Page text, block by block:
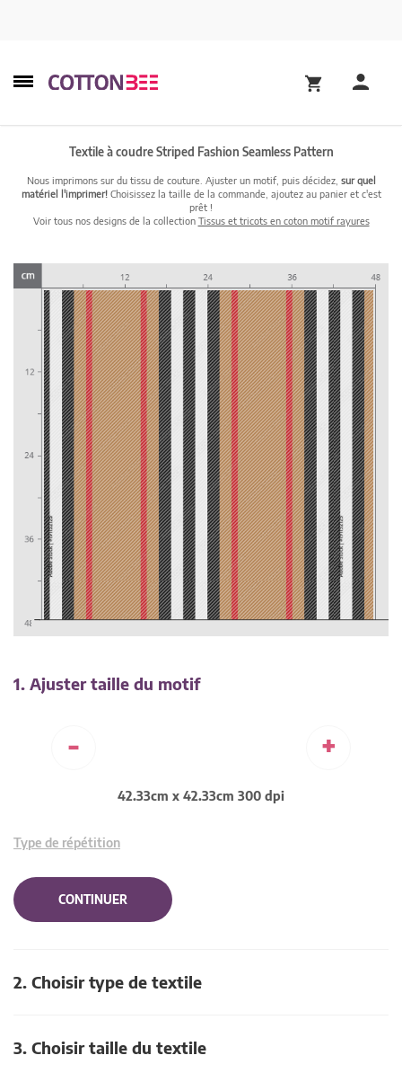
Textile à coudre Striped Fashion Seamless Pattern
Nous imprimons sur du tissu de couture. Ajuster un motif, puis décidez, sur quel
matériel l'imprimer!Choisissez la taille de la commande, ajoutez au panier et c'est
prêt !
Voir tous nos designs de la collection Tissus et tricots en coton motif rayures
1. Ajuster taille du motif
- +
42.33cm x 42.33cm 300 dpi
Type de répétition
CONTINUER
2. Choisir type de textile
3. Choisir taille du textile